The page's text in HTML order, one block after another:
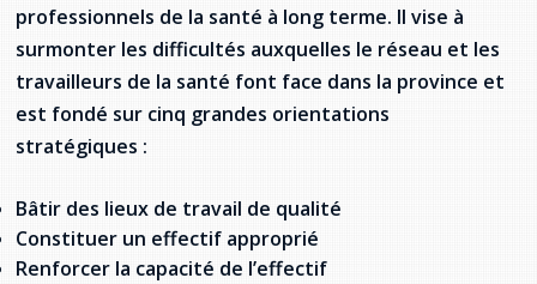
Nancy Dillon
Clare Halleran
Joseph Kayumba
Yulia Kudryakova
professionnels de la santé à long terme. Il vise à
surmonter les difficultés auxquelles le réseau et les
travailleurs de la santé font face dans la province et
est fondé sur cinq grandes orientations
stratégiques :
Bâtir des lieux de travail de qualité
Constituer un effectif approprié
Renforcer la capacité de l’effectif